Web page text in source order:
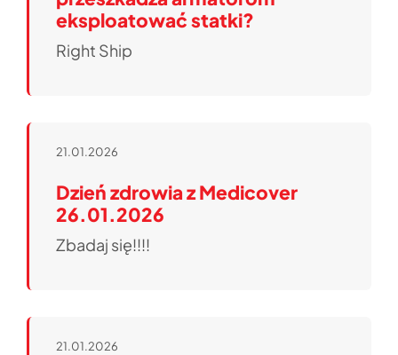
eksploatować statki?
Right Ship
21.01.2026
Dzień zdrowia z Medicover
26.01.2026
Zbadaj się!!!!
21.01.2026